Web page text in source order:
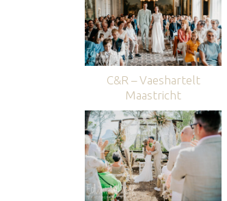
C&R – Vaeshartelt
Maastricht